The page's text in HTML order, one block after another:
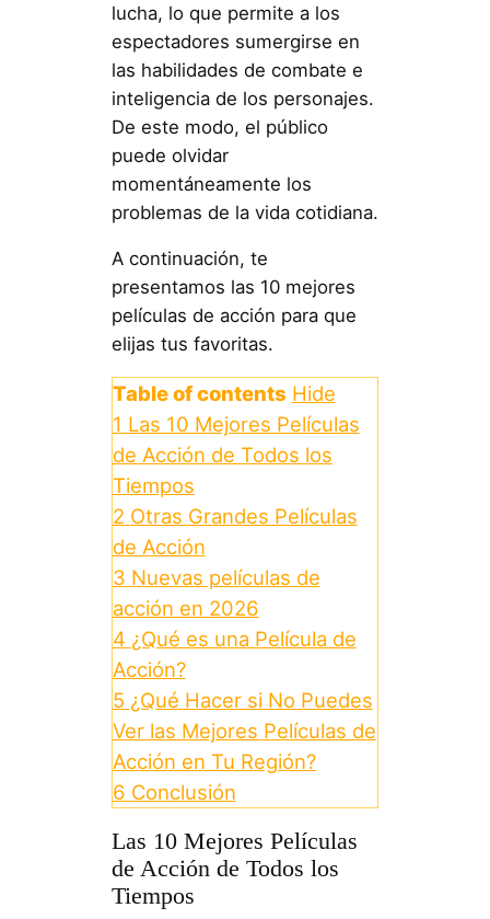
lucha, lo que permite a los
espectadores sumergirse en
las habilidades de combate e
inteligencia de los personajes.
De este modo, el público
puede olvidar
momentáneamente los
problemas de la vida cotidiana.
A continuación, te
presentamos las 10 mejores
películas de acción para que
elijas tus favoritas.
Table of contents Hide
1 Las 10 Mejores Películas
de Acción de Todos los
Tiempos
2 Otras Grandes Películas
de Acción
3 Nuevas películas de
acción en 2026
4 ¿Qué es una Película de
Acción?
5 ¿Qué Hacer si No Puedes
Ver las Mejores Películas de
Acción en Tu Región?
6 Conclusión
Las 10 Mejores Películas
de Acción de Todos los
Tiempos